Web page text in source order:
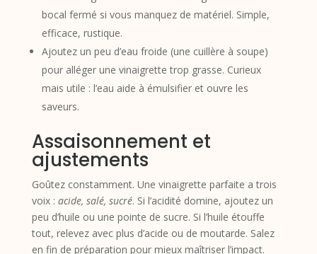
bocal fermé si vous manquez de matériel. Simple,
efficace, rustique.
Ajoutez un peu d’eau froide (une cuillère à soupe)
pour alléger une vinaigrette trop grasse. Curieux
mais utile : l’eau aide à émulsifier et ouvre les
saveurs.
Assaisonnement et
ajustements
Goûtez constamment. Une vinaigrette parfaite a trois
voix : acide, salé, sucré. Si l’acidité domine, ajoutez un
peu d’huile ou une pointe de sucre. Si l’huile étouffe
tout, relevez avec plus d’acide ou de moutarde. Salez
en fin de préparation pour mieux maîtriser l’impact.